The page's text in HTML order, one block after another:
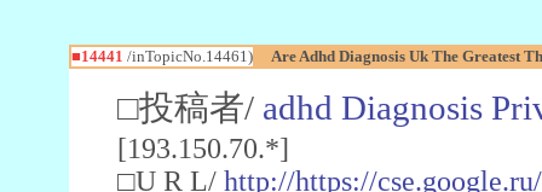
■14441 /inTopicNo.14461) Are Adhd Diagnosis Uk The Greatest
□投稿者/ adhd Diagnosis
[193.150.70.*]
□U R L/ http://https://